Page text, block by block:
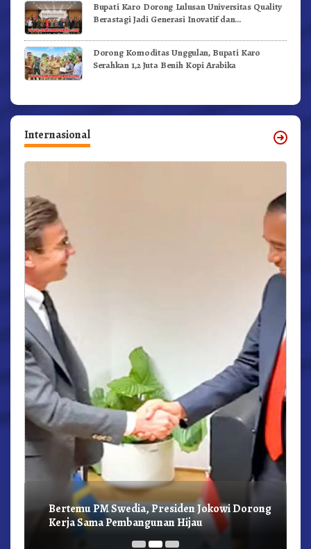
Bupati Karo Dorong Lulusan Universitas Quality
Berastagi Jadi Generasi Inovatif dan
Dorong Komoditas Unggulan, Bupati Karo
Serahkan 1,2 Juta Benih Kopi Arabika
Internasional
Bertemu PM Swedia, Presiden Jokowi Dorong
Kerja Sama Pembangunan Hijau